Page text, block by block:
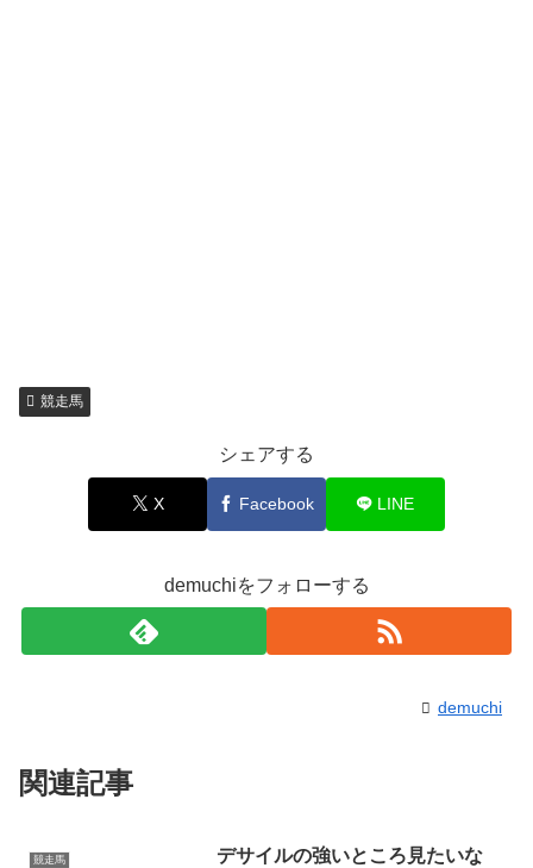
競走馬
シェアする
X Facebook LINE
demuchiをフォローする
demuchi
関連記事
競走馬
デサイルの強いところ見たいな